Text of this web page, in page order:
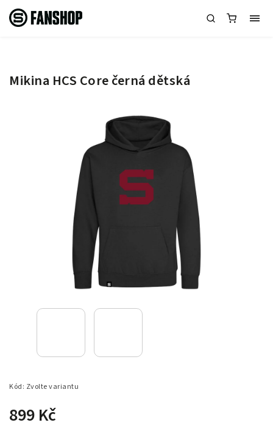
Mikina HCS Core černá dětská
Kód: Zvolte variantu
899 Kč